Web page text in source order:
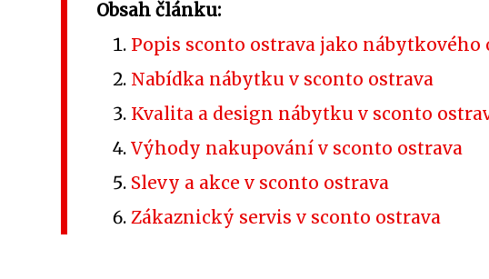
Obsah článku:
Popis sconto ostrava jako nábytkového
Nabídka nábytku v sconto ostrava
Kvalita a design nábytku v sconto
Výhody nakupování v sconto ostrava
Slevy a akce v sconto ostrava
Zákaznický servis v sconto ostrava